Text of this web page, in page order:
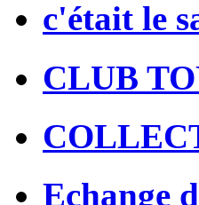
c'était le
CLUB
Echange